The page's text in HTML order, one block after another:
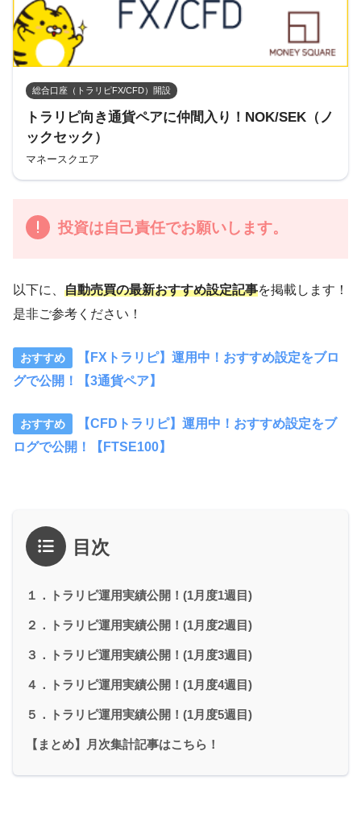
総合口座（トラリピFX/CFD）開設
トラリピ向き通貨ペアに仲間入り！NOK/SEK（ノ
ックセック）
マネースクエア
投資は自己責任でお願いします。
以下に、 自動売買の最新おすすめ設定記事を掲載します！
是非ご参考ください！
【FXトラリピ】運用中！おすすめ設定をブロ
グで公開！【3通貨ペア】
【CFDトラリピ】運用中！おすすめ設定をブ
ログで公開！【FTSE100】
目次
１．トラリピ運用実績公開！(1月度1週目)
２．トラリピ運用実績公開！(1月度2週目)
３．トラリピ運用実績公開！(1月度3週目)
４．トラリピ運用実績公開！(1月度4週目)
５．トラリピ運用実績公開！(1月度5週目)
【まとめ】月次集計記事はこちら！